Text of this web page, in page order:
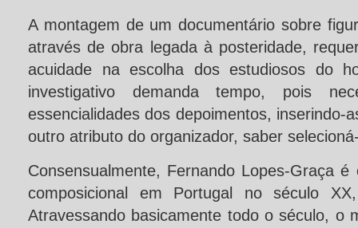
A montagem de um documentário sobre
através de obra legada à posteridade,
acuidade na escolha dos estudiosos do
investigativo demanda tempo, pois
essencialidades dos depoimentos, inserindo-
outro atributo do organizador, saber
Consensualmente, Fernando Lopes-Graça
composicional em Portugal no século
Atravessando basicamente todo o século, o